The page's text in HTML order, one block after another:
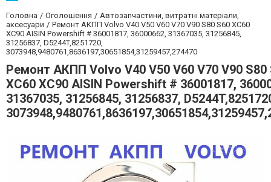
Головна Оголошення
Автозапчастини, витратні матеріали,
аксесуари
Ремонт АКПП Volvo V40 V50 V60 V70 V90 S80 S60 XC60
XC90 AISIN Powershift # 36001817, 36000662, 31367035, 31256845,
31256837, D5244T,8251720,
3073948,9480761,8636197,30651854,31259457,274470
Ремонт АКПП Volvo V40 V50 V60 V70 V90 S80
XC60 XC90 AISIN Powershift # 36001817,
31367035, 31256845, 31256837,